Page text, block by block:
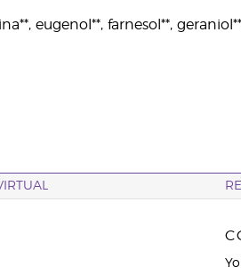
eugenol**, farnesol**,